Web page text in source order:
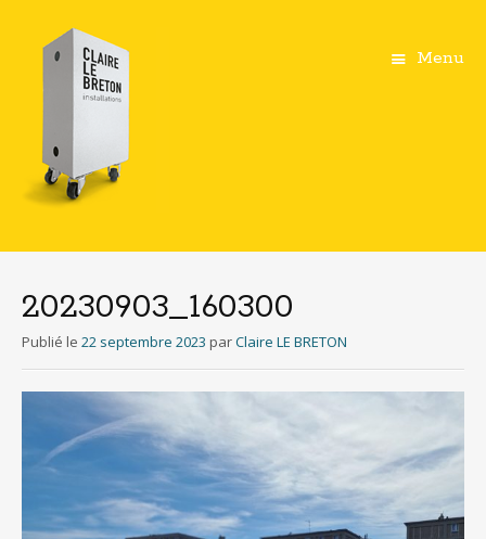
Menu
principal
20230903_160300
Publié le 22 septembre 2023 parClaire LE BRETON